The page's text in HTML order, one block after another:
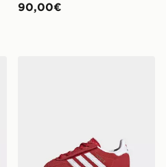
90,00€